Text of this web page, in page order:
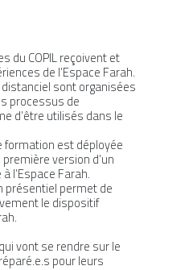
du COPIL reçoivent et
de l’Espace Farah.
sont organisées
processus de
d’être utilisés dans le
formation est déployée
version d’un
l’Espace Farah.
présentiel permet de
le dispositif
vont se rendre sur le
pour leurs